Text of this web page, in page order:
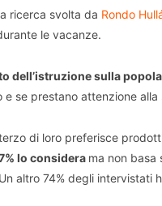
ricerca svolta da Rondo
le vacanze.
dell’istruzione sulla
se prestano attenzione
di loro preferisce
lo considera ma non basa
altro 74% degli intervistati